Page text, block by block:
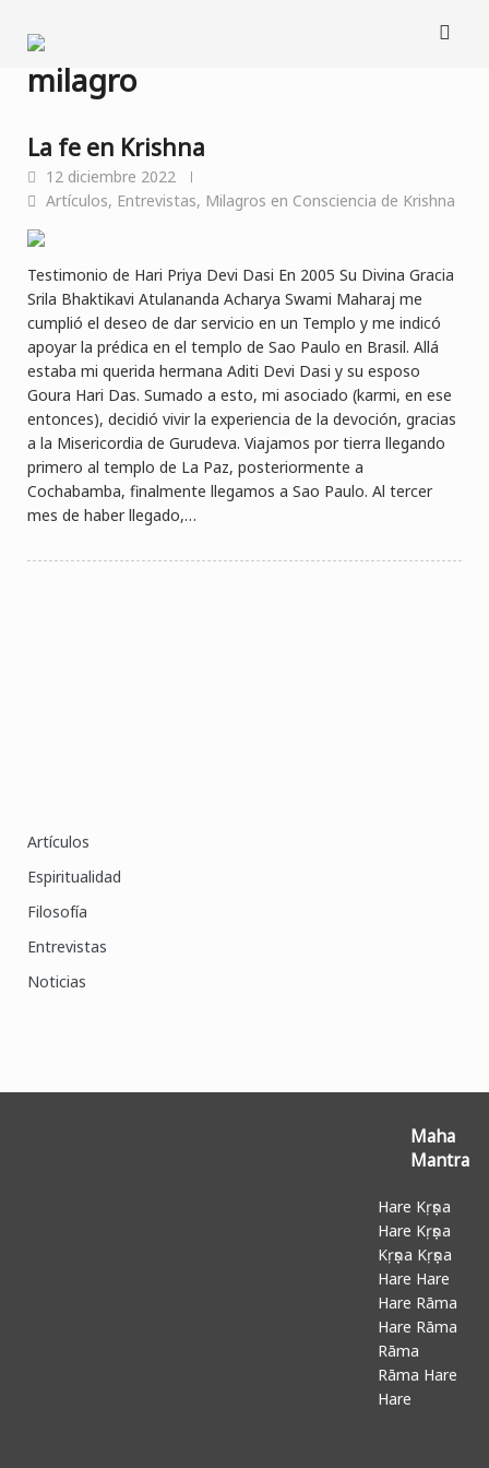
contenido
milagro
La fe en Krishna
12 diciembre 2022
Artículos, Entrevistas, Milagros en Consciencia de Krishna
Testimonio de Hari Priya Devi Dasi En 2005 Su Divina Gracia
Srila Bhaktikavi Atulananda Acharya Swami Maharaj me
cumplió el deseo de dar servicio en un Templo y me indicó
apoyar la prédica en el templo de Sao Paulo en Brasil. Allá
estaba mi querida hermana Aditi Devi Dasi y su esposo
Goura Hari Das. Sumado a esto, mi asociado (karmi, en ese
entonces), decidió vivir la experiencia de la devoción, gracias
a la Misericordia de Gurudeva. Viajamos por tierra llegando
primero al templo de La Paz, posteriormente a
Cochabamba, finalmente llegamos a Sao Paulo. Al tercer
mes de haber llegado,…
Artículos
Espiritualidad
Filosofía
Entrevistas
Noticias
Maha
Mantra
Hare Kṛṣṇa
Hare Kṛṣṇa
Kṛṣṇa Kṛṣṇa
Hare Hare
Hare Rāma
Hare Rāma
Rāma
Rāma Hare
Hare